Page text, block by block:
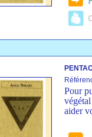
Pour
aider